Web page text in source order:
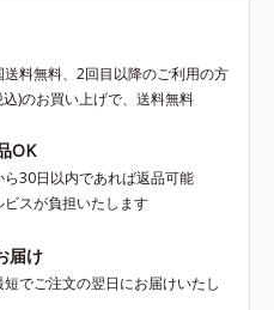
料無料、2回目以降のご利用の方
)のお買い上げで、送料無料
OK
30日以内であれば返品可能
スが負担いたします
届け
でご注文の翌日にお届けいたし